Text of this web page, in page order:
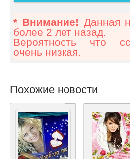
* Внимание! Данная
более 2 лет назад.
Вероятность что
очень низкая.
Похожие новости